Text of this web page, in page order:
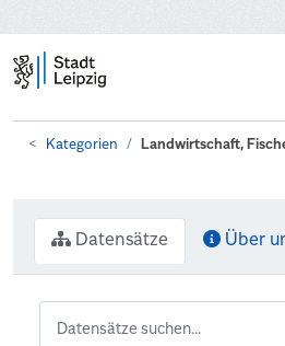
Kategorien Landwirtschaft,
Datensätze Über